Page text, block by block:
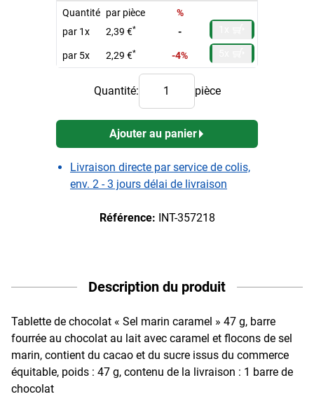
Quantité par pièce
%
par 1x
2,39 €* -
par 5x 2,29 €* -4%
Quantité: pièce
Ajouter au panier
Livraison directe par service de colis,
env. 2 - 3 jours délai de livraison
Référence: INT-357218
Description du produit
Tablette de chocolat « Sel marin caramel » 47 g, barre
fourrée au chocolat au lait avec caramel et flocons de sel
marin, contient du cacao et du sucre issus du commerce
équitable, poids : 47 g, contenu de la livraison : 1 barre de
chocolat